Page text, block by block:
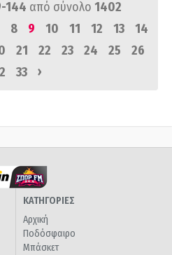
144 από σύνολο 1402
8 9 10 11 12 13
14
21 22 23 24 25
26
33 ›
ΚΑΤΗΓΟΡΙΕΣ
Αρχική
Ποδόσφαιρο
Μπάσκετ